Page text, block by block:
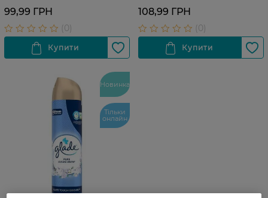
99,99 ГРН 108,99 ГРН
Новинка
Тільки
онлайн